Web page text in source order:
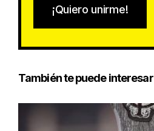
¡Quiero unirme!
También te puede interesar